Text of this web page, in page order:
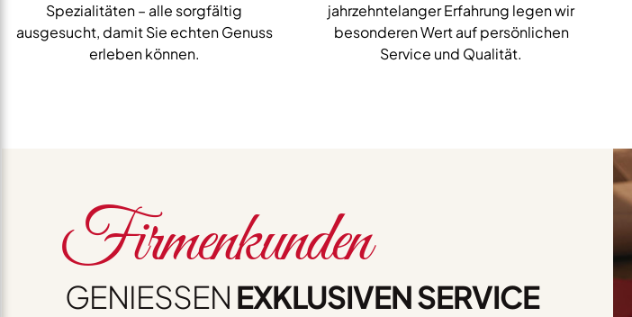
Spezialitäten – alle sorgfältig
ausgesucht, damit Sie echten Genuss
erleben können.
jahrzehntelanger Erfahrung legen wir
besonderen Wert auf persönlichen
Service und Qualität.
Firmenkunden
GENIESSEN EXKLUSIVEN SERVICE